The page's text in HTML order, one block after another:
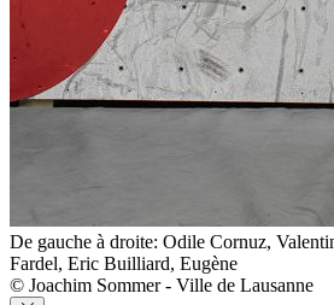
De gauche à droite: Odile Cornuz,
Fardel, Eric Builliard, Eugène
© Joachim Sommer - Ville de Lausanne